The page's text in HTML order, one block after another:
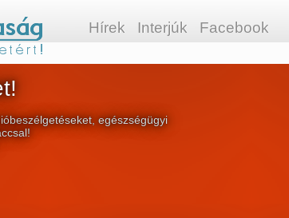
Hírek Interjúk Facebook
beszámolók várnak rád az
egészségügyi